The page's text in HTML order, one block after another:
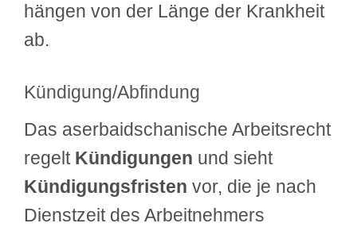
hängen von der Länge der Krankheit
ab.
Kündigung/Abfindung
Das aserbaidschanische Arbeitsrecht
regelt Kündigungen und sieht
Kündigungsfristen vor, die je nach
Dienstzeit des Arbeitnehmers